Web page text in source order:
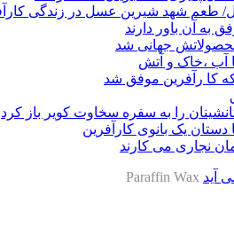
طعم شهد شیرین عسل‌ در زندگی
به آن باور دارند
جهانی شد
آب ،خاک و آتش
کا رآفرین موفق شد
را به سفره سخاوت کویر باز کرد
یک بانوی کارآفرین
نجاری می کارند
آید Paraffin Wax